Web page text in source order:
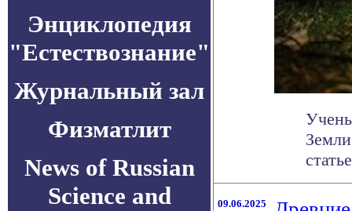
Энциклопедия
"Естествознание"
Журнальный зал
Физматлит
News of Russian
Science and
09.06.2025